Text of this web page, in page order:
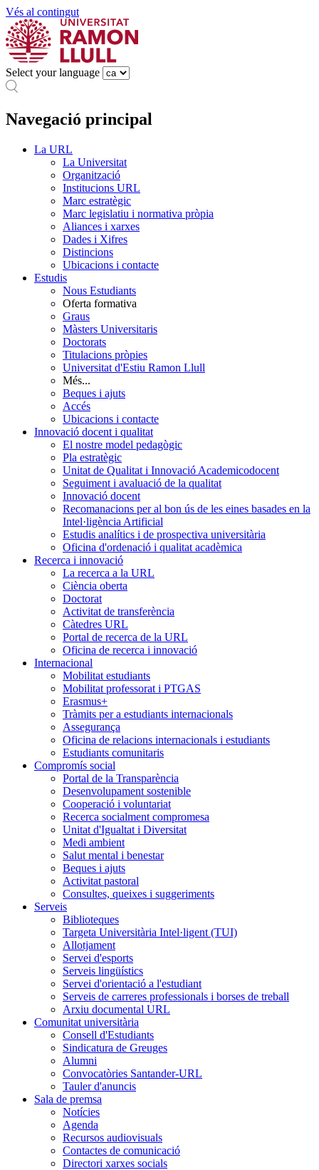
Vés al contingut
Select your language
Navegació principal
La URL
La Universitat
Organització
Institucions URL
Marc estratègic
Marc legislatiu i normativa pròpia
Aliances i xarxes
Dades i Xifres
Distincions
Ubicacions i contacte
Estudis
Nous Estudiants
Oferta formativa
Graus
Màsters Universitaris
Doctorats
Titulacions pròpies
Universitat d'Estiu Ramon Llull
Més...
Beques i ajuts
Accés
Ubicacions i contacte
Innovació docent i qualitat
El nostre model pedagògic
Pla estratègic
Unitat de Qualitat i Innovació Academicodocent
Seguiment i avaluació de la qualitat
Innovació docent
Recomanacions per al bon ús de les eines basades en la
Intel·ligència Artificial
Estudis analítics i de prospectiva universitària
Oficina d'ordenació i qualitat acadèmica
Recerca i innovació
La recerca a la URL
Ciència oberta
Doctorat
Activitat de transferència
Càtedres URL
Portal de recerca de la URL
Oficina de recerca i innovació
Internacional
Mobilitat estudiants
Mobilitat professorat i PTGAS
Erasmus+
Tràmits per a estudiants internacionals
Assegurança
Oficina de relacions internacionals i estudiants
Estudiants comunitaris
Compromís social
Portal de la Transparència
Desenvolupament sostenible
Cooperació i voluntariat
Recerca socialment compromesa
Unitat d'Igualtat i Diversitat
Medi ambient
Salut mental i benestar
Beques i ajuts
Activitat pastoral
Consultes, queixes i suggeriments
Serveis
Biblioteques
Targeta Universitària Intel·ligent (TUI)
Allotjament
Servei d'esports
Serveis lingüístics
Servei d'orientació a l'estudiant
Serveis de carreres professionals i borses de treball
Arxiu documental URL
Comunitat universitària
Consell d'Estudiants
Sindicatura de Greuges
Alumni
Convocatòries Santander-URL
Tauler d'anuncis
Sala de premsa
Notícies
Agenda
Recursos audiovisuals
Contactes de comunicació
Directori xarxes socials